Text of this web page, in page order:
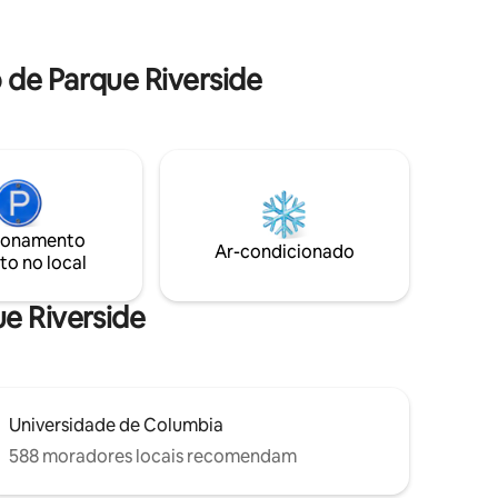
um Parque Riverside
no local
Ar-condicionado
Riverside
Universidade de Columbia
588 moradores locais recomendam